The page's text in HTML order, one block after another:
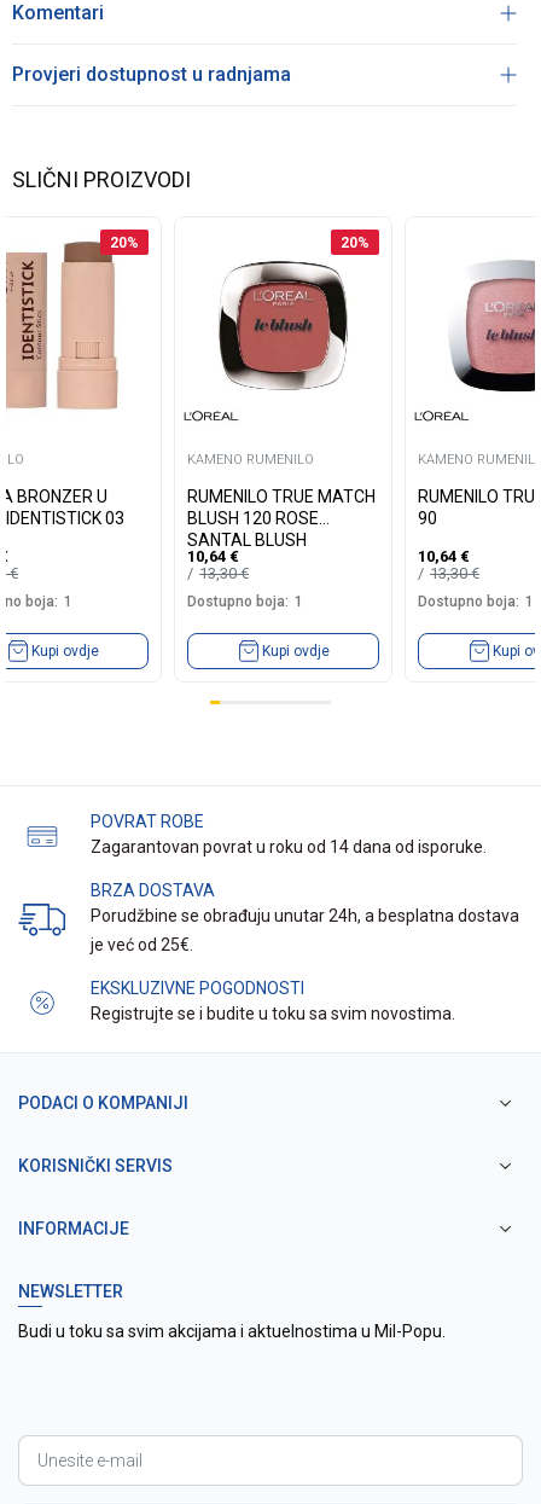
Komentari
Provjeri dostupnost u radnjama
SLIČNI PROIZVODI
20%
BRONZER U
IDENTISTICK 03
€
€
boja: 1
Kupi ovdje
20%
KAMENO RUMENILO
RUMENILO TRUE MATCH
BLUSH 120 ROSE
SANTAL BLUSH
10,64 €
13,30€
Dostupno boja: 1
Kupi ovdje
KAMENO
RUMENILO
90
10,64 €
13,30€
Dostupno boja: 1
Kupi
POVRAT ROBE
Zagarantovan povrat u roku od 14 dana od isporuke.
BRZA DOSTAVA
Porudžbine se obrađuju unutar 24h, a besplatna dostava
je već od 25€.
EKSKLUZIVNE POGODNOSTI
Registrujte se i budite u toku sa svim novostima.
PODACI O KOMPANIJI
KORISNIČKI SERVIS
INFORMACIJE
NEWSLETTER
Budi u toku sa svim akcijama i aktuelnostima u Mil-Popu.